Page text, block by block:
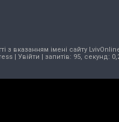
з вказанням імені сайту
| Увійти | запитів: 95, секунд: